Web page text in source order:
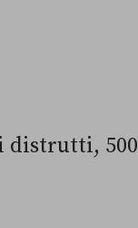
distrutti, 500